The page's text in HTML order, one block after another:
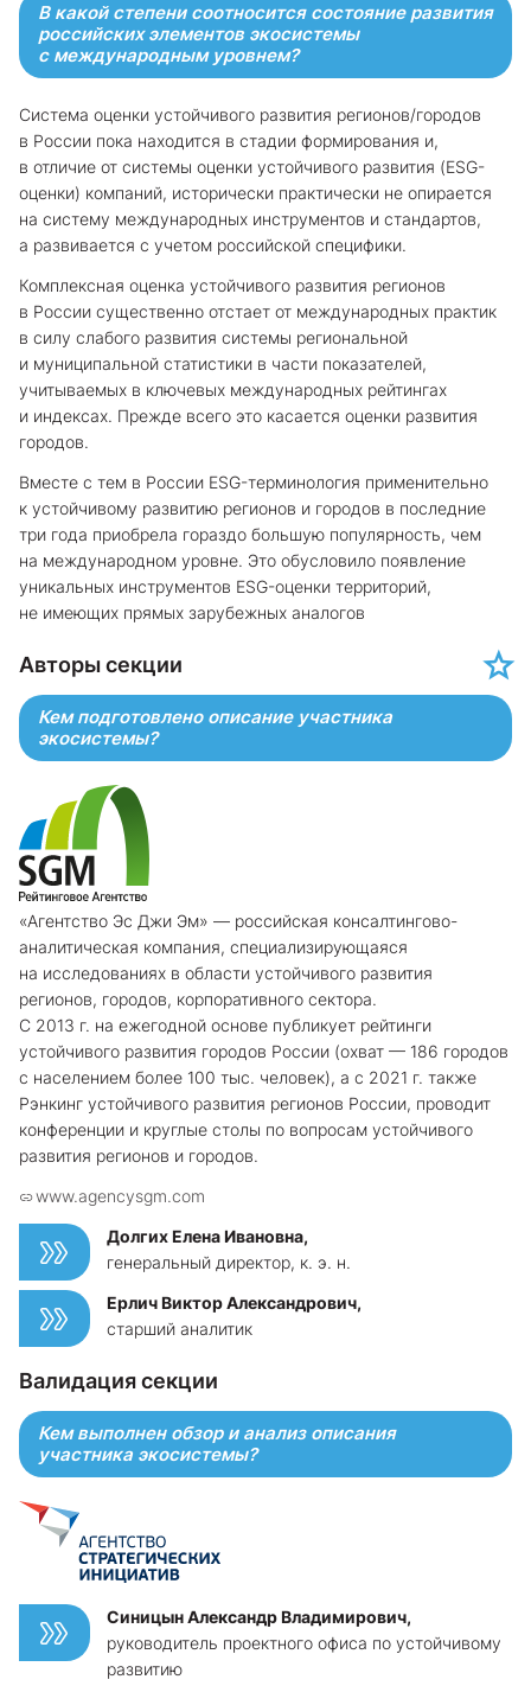
В какой степени соотносится состояние развития
российских элементов экосистемы
с международным уровнем?
Система оценки устойчивого развития регионов/городов
в России пока находится в стадии формирования и,
в отличие от системы оценки устойчивого развития (ESG-
оценки) компаний, исторически практически не опирается
на систему международных инструментов и стандартов,
а развивается с учетом российской специфики.
Комплексная оценка устойчивого развития регионов
в России существенно отстает от международных практик
в силу слабого развития системы региональной
и муниципальной статистики в части показателей,
учитываемых в ключевых международных рейтингах
и индексах. Прежде всего это касается оценки развития
городов.
Вместе с тем в России ESG-терминология применительно
к устойчивому развитию регионов и городов в последние
три года приобрела гораздо большую популярность, чем
на международном уровне. Это обусловило появление
уникальных инструментов ESG-оценки территорий,
не имеющих прямых зарубежных аналогов
Авторы секции
Кем подготовлено описание участника
экосистемы?
«Агентство Эс Джи Эм» — российская консалтингово-
аналитическая компания, специализирующаяся
на исследованиях в области устойчивого развития
регионов, городов, корпоративного сектора.
С 2013 г. на ежегодной основе публикует рейтинги
устойчивого развития городов России (охват — 186 городов
с населением более 100 тыс. человек), а с 2021 г. также
Рэнкинг устойчивого развития регионов России, проводит
конференции и круглые столы по вопросам устойчивого
развития регионов и городов.
www.agencysgm.com
Долгих Елена Ивановна,
генеральный директор, к. э. н.
Ерлич Виктор Александрович,
старший аналитик
Валидация секции
Кем выполнен обзор и анализ описания
участника экосистемы?
Синицын Александр Владимирович,
руководитель проектного офиса по устойчивому
развитию